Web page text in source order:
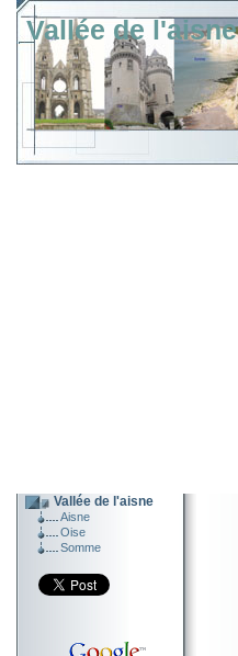
Vallée de l'aisne
Vallée de l'aisne
Aisne
Oise
Somme